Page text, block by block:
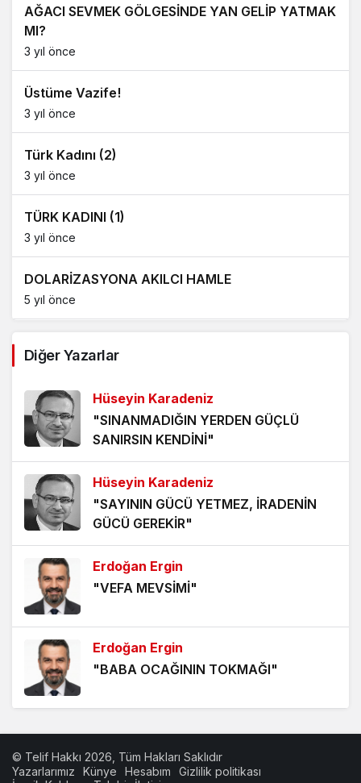
AĞACI SEVMEK GÖLGESİNDE YAN GELİP YATMAK
MI?
3 yıl önce
Üstüme Vazife!
3 yıl önce
Türk Kadını (2)
3 yıl önce
TÜRK KADINI (1)
3 yıl önce
DOLARİZASYONA AKILCI HAMLE
5 yıl önce
5 yıl önce
ÖLÜMÜ BEKLEMEK
5 yıl önce
HANGİ KAMERAYA BAKALIM?
5 yıl önce
VİZYONER KASTAMONULULAR NEREDESİNİZ?
5 yıl önce
KHK MAĞDURLARI İÇİN IŞIK GÖRÜNDÜ!
5 yıl önce
Diğer Yazarlar
Hüseyin Karadeniz
"SINANMADIĞIN YERDEN GÜÇLÜ
SANIRSIN KENDİNİ"
Hüseyin Karadeniz
"SAYININ GÜCÜ YETMEZ, İRADENİN
GÜCÜ GEREKİR"
Erdoğan Ergin
"VEFA MEVSİMİ"
Erdoğan Ergin
"BABA OCAĞININ TOKMAĞI"
"BİZİ BAŞKALARIYLA
KARIŞTIRMAYIN!"
© Telif Hakkı 2026, Tüm Hakları Saklıdır
Yazarlarımız
Künye Hesabım
Gizlilik politikası